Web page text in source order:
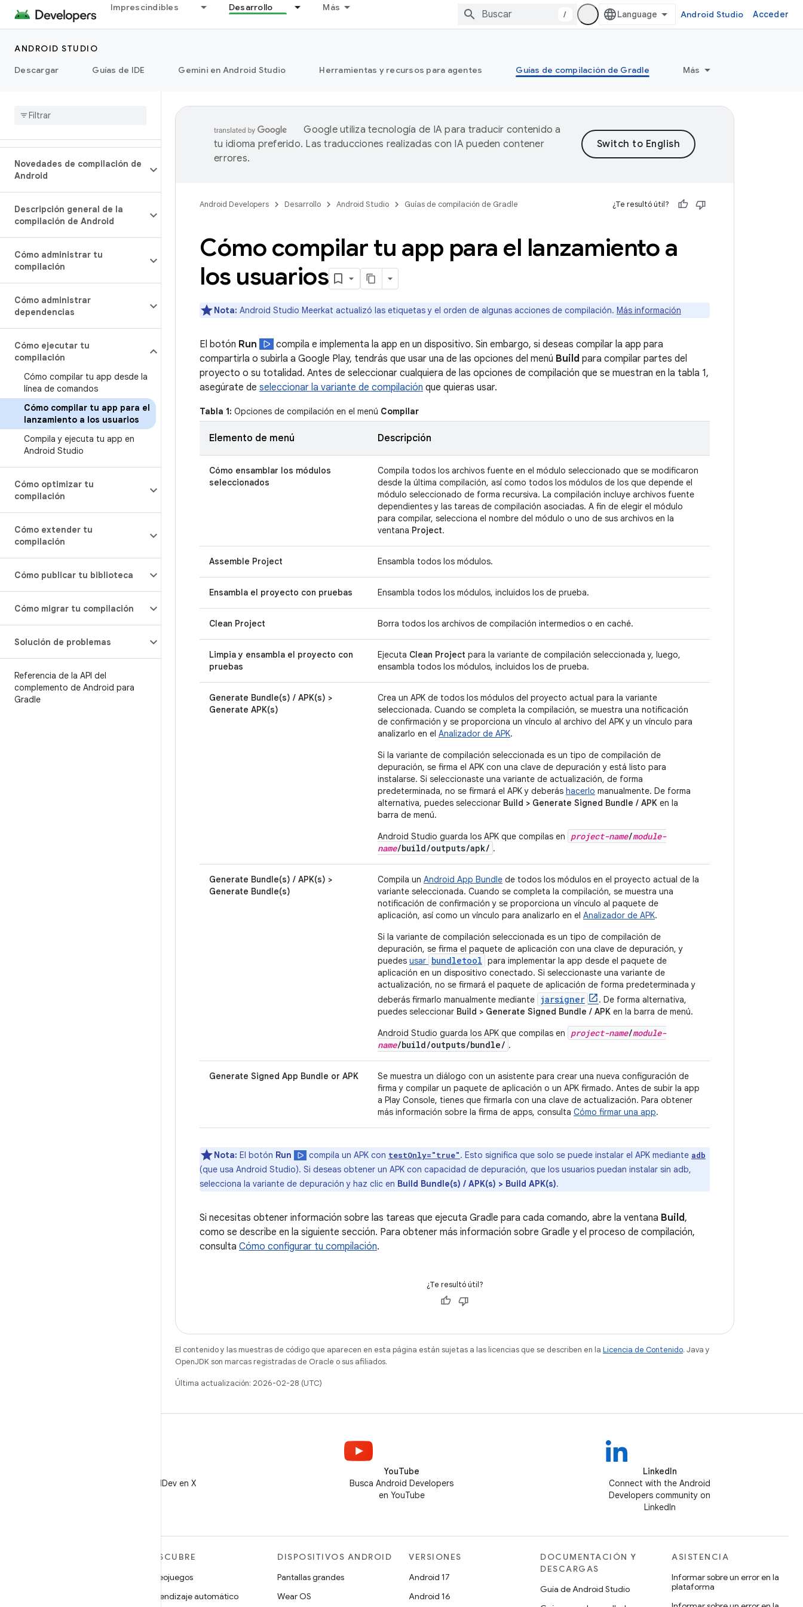
Imprescindibles Desarrollo Más
/ Android Studio Acceder
ANDROID STUDIO
Descargar
Guías de IDE Gemini en Android Studio Herramientas y recursos para agentes Guías de compilación de Gradle Más
Novedades de compilación de
Android
Descripción general de la
compilación de Android
Cómo administrar tu
compilación
Cómo administrar
dependencias
Cómo ejecutar tu
compilación
Cómo compilar tu app desde la
línea de comandos
Cómo compilar tu app para el
lanzamiento a los usuarios
Compila y ejecuta tu app en
Android Studio
Cómo optimizar tu
compilación
Cómo extender tu
compilación
Cómo publicar tu biblioteca
Cómo migrar tu compilación
Solución de problemas
Referencia de la API del
complemento de Android para
Gradle
Google utiliza tecnología de IA para traducir contenido a
tu idioma preferido. Las traducciones realizadas con IA pueden contener
errores.
Android Developers Desarrollo Android Studio Guías de compilación de Gradle ¿Te resultó útil?
Cómo compilar tu app para el lanzamiento a
los usuarios
Nota: Android Studio Meerkat actualizó las etiquetas y el orden de algunas acciones de compilación. Más información
El botón Run
compila e implementa la app en un dispositivo. Sin embargo, si deseas compilar la app para
compartirla o subirla a Google Play, tendrás que usar una de las opciones del menú Build para compilar partes del
proyecto o su totalidad. Antes de seleccionar cualquiera de las opciones de compilación que se muestran en la tabla 1,
asegúrate de seleccionar la variante de compilación que quieras usar.
Tabla 1: Opciones de compilación en el menú Compilar
Elemento de menú Descripción
Cómo ensamblar los módulos
seleccionados
Compila todos los archivos fuente en el módulo seleccionado que se modificaron
desde la última compilación, así como todos los módulos de los que depende el
módulo seleccionado de forma recursiva. La compilación incluye archivos fuente
dependientes y las tareas de compilación asociadas. A fin de elegir el módulo
para compilar, selecciona el nombre del módulo o uno de sus archivos en la
ventana Project.
Assemble Project Ensambla todos los módulos.
Ensambla el proyecto con pruebas Ensambla todos los módulos, incluidos los de prueba.
Clean Project Borra todos los archivos de compilación intermedios o en caché.
Limpia y ensambla el proyecto con
pruebas
Ejecuta Clean Project para la variante de compilación seleccionada y, luego,
ensambla todos los módulos, incluidos los de prueba.
Generate Bundle(s) / APK(s) >
Generate APK(s)
Crea un APK de todos los módulos del proyecto actual para la variante
seleccionada. Cuando se completa la compilación, se muestra una notificación
de confirmación y se proporciona un vínculo al archivo del APK y un vínculo para
analizarlo en el Analizador de APK.
Si la variante de compilación seleccionada es un tipo de compilación de
depuración, se firma el APK con una clave de depuración y está listo para
instalarse. Si seleccionaste una variante de actualización, de forma
predeterminada, no se firmará el APK y deberás hacerlo manualmente. De forma
alternativa, puedes seleccionar Build > Generate Signed Bundle / APK en la
barra de menú.
Android Studio guarda los APK que compilas en
project-name/module-
name/build/outputs/apk/ .
Generate Bundle(s) / APK(s) >
Generate Bundle(s)
Compila un Android App Bundle de todos los módulos en el proyecto actual de la
variante seleccionada. Cuando se completa la compilación, se muestra una
notificación de confirmación y se proporciona un vínculo al paquete de
aplicación, así como un vínculo para analizarlo en el Analizador de APK.
Si la variante de compilación seleccionada es un tipo de compilación de
depuración, se firma el paquete de aplicación con una clave de depuración, y
puedes usar bundletool para implementar la app desde el paquete de
aplicación en un dispositivo conectado. Si seleccionaste una variante de
actualización, no se firmará el paquete de aplicación de forma predeterminada y
deberás firmarlo manualmente mediante jarsigner
. De forma alternativa,
puedes seleccionar Build > Generate Signed Bundle / APK en la barra de menú.
Android Studio guarda los APK que compilas en
project-name/module-
name/build/outputs/bundle/ .
Generate Signed App Bundle or APK
Se muestra un diálogo con un asistente para crear una nueva configuración de
firma y compilar un paquete de aplicación o un APK firmado. Antes de subir la app
a Play Console, tienes que firmarla con una clave de actualización. Para obtener
más información sobre la firma de apps, consulta Cómo firmar una app.
Nota: El botón Run compila un APK con testOnly="true". Esto significa que solo se puede instalar el APK mediante adb
(que usa Android Studio). Si deseas obtener un APK con capacidad de depuración, que los usuarios puedan instalar sin adb,
selecciona la variante de depuración y haz clic en Build Bundle(s) / APK(s) > Build APK(s).
Si necesitas obtener información sobre las tareas que ejecuta Gradle para cada comando, abre la ventana Build,
como se describe en la siguiente sección. Para obtener más información sobre Gradle y el proceso de compilación,
consulta Cómo configurar tu compilación.
¿Te resultó útil?
El contenido y las muestras de código que aparecen en esta página están sujetas a las licencias que se describen en la Licencia de Contenido. Java y
OpenJDK son marcas registradas de Oracle o sus afiliados.
Última actualización: 2026-02-28 (UTC)
Sigue a @AndroidDev en X
YouTube
Busca Android Developers
en YouTube
LinkedIn
Connect with the Android
Developers community on
LinkedIn
DESCUBRE
Videojuegos
Aprendizaje automático
DISPOSITIVOS ANDROID
Pantallas grandes
Wear OS
VERSIONES
Android 17
Android 16
DOCUMENTACIÓN Y
DESCARGAS
Guía de Android Studio
ASISTENCIA
Informar sobre un error en la
plataforma